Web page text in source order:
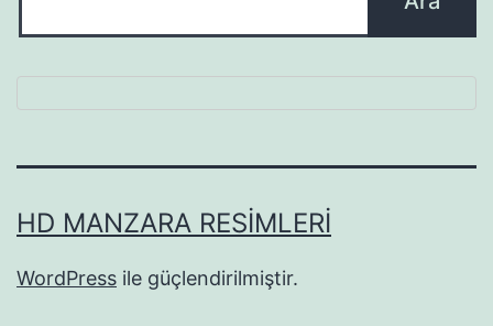
HD MANZARA RESIMLERI
WordPress ile güçlendirilmiştir.